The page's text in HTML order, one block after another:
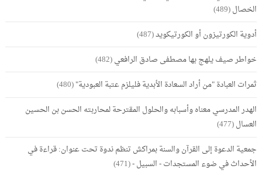
الخصال(489)
أدوية الكورتيزون أو الكورتيكويد(487)
خواطر صيف يلهج بها مصطفى صادق الرافعي(482)
ثمرات العبادة "من أراد السعادة الأبدية فليلزم عتبة العبودية"(480)
الهدر المدرسي معناه وأسبابه والحلول المقترحة لمحاربته الحسن بن الحسين
العسال(477)
جمعية الدعوة إلى القرآن والسنة بمراكش تنظم ندوة تحت عنوان: قراءة في
الأحداث في ضوء المستجدات - السبيل -(471)